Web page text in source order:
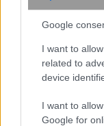
Google
I want to
related to
device
I want to
Google for
Μητρικός
επένδυση
οφέλη